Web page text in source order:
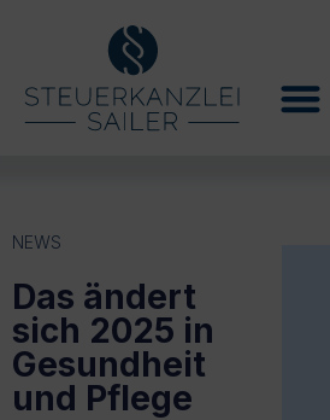
NEWS
Das ändert
sich 2025 in
Gesundheit
und Pflege